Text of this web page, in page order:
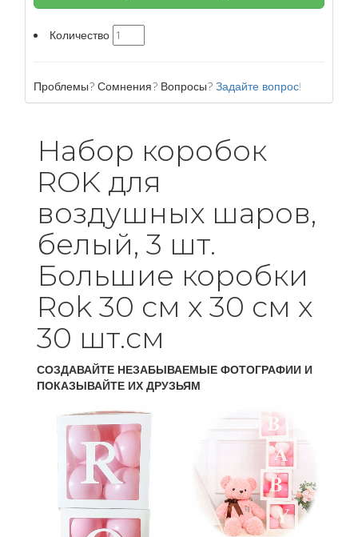
Количество
Проблемы? Сомнения? Вопросы? Задайте вопрос!
Набор коробок
ROK для
воздушных шаров,
белый, 3 шт.
Большие коробки
Rok 30 см х 30 см х
30 шт.см
СОЗДАВАЙТЕ НЕЗАБЫВАЕМЫЕ ФОТОГРАФИИ И
ПОКАЗЫВАЙТЕ ИХ ДРУЗЬЯМ